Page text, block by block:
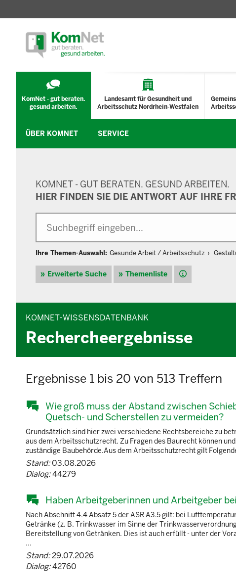
KomNet - gut beraten.
gesund arbeiten.
Landesamt für Gesundheit und
Arbeitsschutz Nordrhein-Westfalen
ÜBER KOMNET SERVICE
KOMNET - GUT BERATEN. GESUND ARBEITEN.
HIER FINDEN SIE DIE ANTWORT AUF IHRE
Ihre Themen-Auswahl: Gesunde Arbeit / Arbeitsschutz
Erweiterte Suche Themenliste Hilfe
KOMNET-WISSENSDATENBANK
Rechercheergebnisse
Ergebnisse 1 bis 20 von 513 Treffern
Wie groß muss der Abstand zwischen
Quetsch- und Scherstellen zu vermeiden?
Grundsätzlich sind hier zwei verschiedene Rechtsbereiche zu
aus dem Arbeitsschutzrecht. Zu Fragen des Baurecht können
zuständige Baubehörde.Aus dem Arbeitsschutzrecht gilt
Stand:03.08.2026
Dialog:44279
Haben Arbeitgeberinnen und Arbeitgeber
Nach Abschnitt 4.4 Absatz 5 der ASR A3.5 gilt: bei
Getränke (z. B. Trinkwasser im Sinne der
Bereitstellung von Getränken. Dies ist auch erfüllt - unter der
...
Stand:29.07.2026
Dialog:42760